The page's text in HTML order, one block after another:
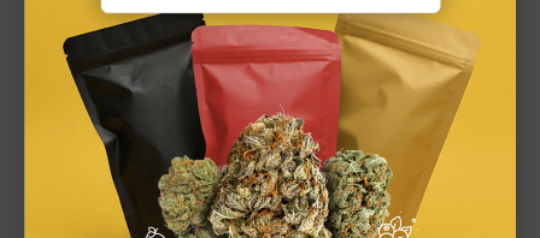
Melatonin: Wirkung, Dosierung & wann es beim
Schlafen wirklich hilft